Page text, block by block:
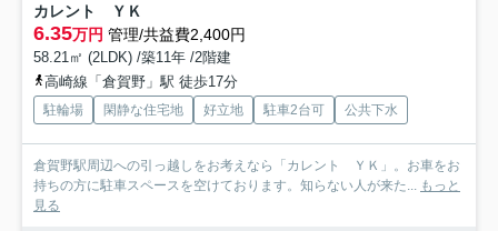
カレント ＹＫ
6.35万円 管理/共益費2,400円
58.21㎡ (2LDK) /築11年 /2階建
高崎線「倉賀野」駅 徒歩17分
駐輪場 閑静な住宅地 好立地 駐車2台可 公共下水
倉賀野駅周辺への引っ越しをお考えなら「カレント ＹＫ」。お車をお
持ちの方に駐車スペースを空けております。知らない人が来た...
もっと
見る